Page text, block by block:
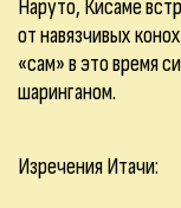
Наруто, Кисаме
от навязчивых
«сам» в это время
шаринганом.
Изречения Итачи: